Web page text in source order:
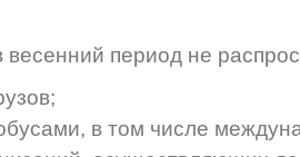
период не
в том числе